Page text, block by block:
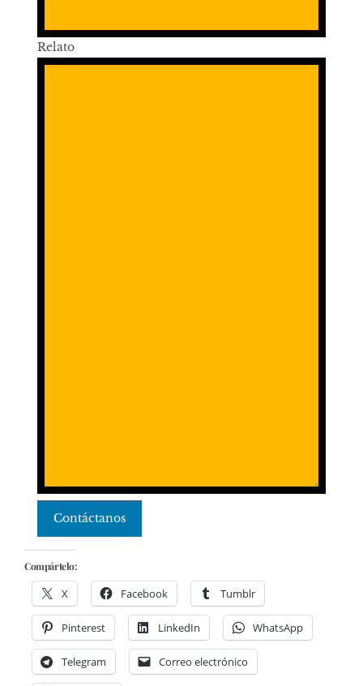
Relato
Contáctanos
Compártelo:
X Facebook Tumblr
Pinterest LinkedIn WhatsApp
Telegram Correo electrónico